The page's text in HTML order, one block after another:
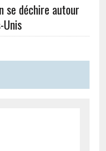
se déchire autour